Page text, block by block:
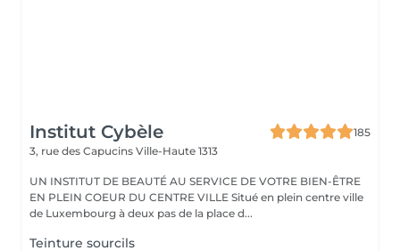
Institut Cybèle
185
3, rue des Capucins Ville-Haute 1313
UN INSTITUT DE BEAUTÉ AU SERVICE DE VOTRE BIEN-ÊTRE
EN PLEIN COEUR DU CENTRE VILLE Situé en plein centre ville
de Luxembourg à deux pas de la place d...
Teinture sourcils